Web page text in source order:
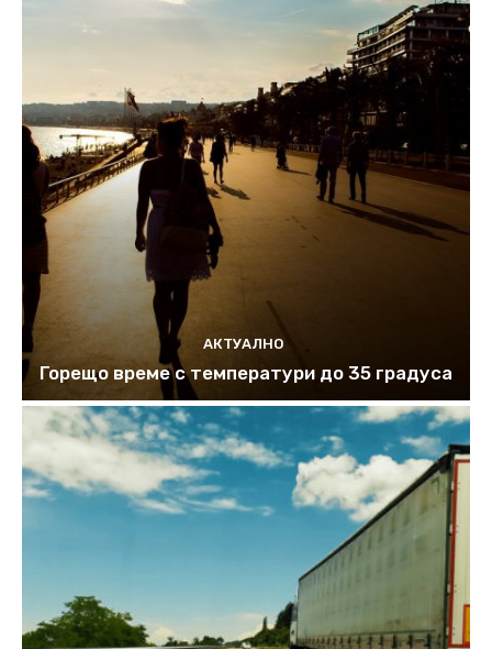
АКТУАЛНО
Горещо време с температури до 35 градуса